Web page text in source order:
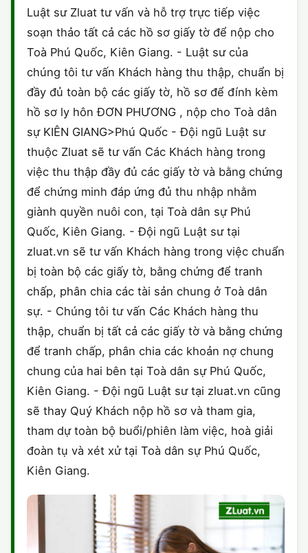
Luật sư Zluat tư vấn và hỗ trợ trực tiếp việc
soạn thảo tất cả các hồ sơ giấy tờ để nộp cho
Toà Phú Quốc, Kiên Giang. - Luật sư của
chúng tôi tư vấn Khách hàng thu thập, chuẩn bị
đầy đủ toàn bộ các giấy tờ, hồ sơ để đính kèm
hồ sơ ly hôn ĐƠN PHƯƠNG , nộp cho Toà dân
sự KIÊN GIANG>Phú Quốc - Đội ngũ Luật sư
thuộc Zluat sẽ tư vấn Các Khách hàng trong
việc thu thập đầy đủ các giấy tờ và bằng chứng
để chứng minh đáp ứng đủ thu nhập nhằm
giành quyền nuôi con, tại Toà dân sự Phú
Quốc, Kiên Giang. - Đội ngũ Luật sư tại
zluat.vn sẽ tư vấn Khách hàng trong việc chuẩn
bị toàn bộ các giấy tờ, bằng chứng để tranh
chấp, phân chia các tài sản chung ở Toà dân
sự. - Chúng tôi tư vấn Các Khách hàng thu
thập, chuẩn bị tất cả các giấy tờ và bằng chứng
để tranh chấp, phân chia các khoản nợ chung
chung của hai bên tại Toà dân sự Phú Quốc,
Kiên Giang. - Đội ngũ Luật sư tại zluat.vn cũng
sẽ thay Quý Khách nộp hồ sơ và tham gia,
tham dự toàn bộ buổi/phiên làm việc, hoà giải
đoàn tụ và xét xử tại Toà dân sự Phú Quốc,
Kiên Giang.